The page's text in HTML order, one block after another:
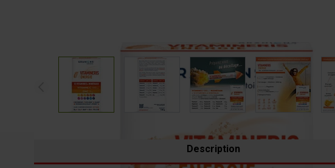
View larger imageView larger imageView larger imageView larger
Description